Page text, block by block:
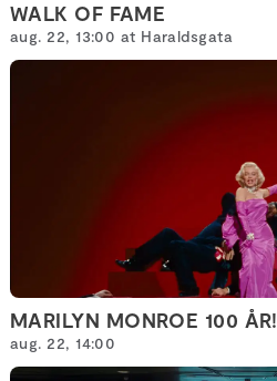
WALK OF FAME
aug. 22, 13:00 at Haraldsgata
MARILYN MONROE 100 ÅR!
aug. 22, 14:00